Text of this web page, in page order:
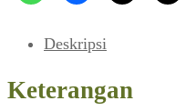
Agama
Marxisme
(2019)
Deskripsi
Keterangan